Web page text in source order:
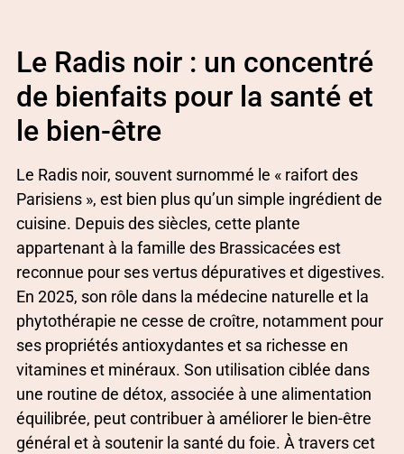
Le Radis noir : un concentré
de bienfaits pour la santé et
le bien-être
Le Radis noir, souvent surnommé le « raifort des
Parisiens », est bien plus qu’un simple ingrédient de
cuisine. Depuis des siècles, cette plante
appartenant à la famille des Brassicacées est
reconnue pour ses vertus dépuratives et digestives.
En 2025, son rôle dans la médecine naturelle et la
phytothérapie ne cesse de croître, notamment pour
ses propriétés antioxydantes et sa richesse en
vitamines et minéraux. Son utilisation ciblée dans
une routine de détox, associée à une alimentation
équilibrée, peut contribuer à améliorer le bien-être
général et à soutenir la santé du foie. À travers cet